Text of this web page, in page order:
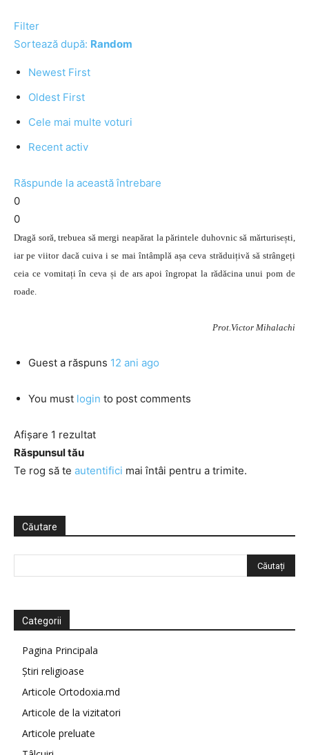
Filter
Sortează după: Random
Newest First
Oldest First
Cele mai multe voturi
Recent activ
Răspunde la această întrebare
0
0
Dragă soră, trebuea să mergi neapărat la părintele duhovnic să mărturisești,
iar pe viitor dacă cuiva i se mai întâmplă așa ceva străduițivă să strângeți
ceia ce vomitați în ceva și de ars apoi îngropat la rădăcina unui pom de
roade.
Prot.Victor Mihalachi
Guest a răspuns 12 ani ago
You must login to post comments
Afișare 1 rezultat
Răspunsul tău
Te rog să te autentifici mai întâi pentru a trimite.
Căutare
Categorii
Pagina Principala
Știri religioase
Articole Ortodoxia.md
Articole de la vizitatori
Articole preluate